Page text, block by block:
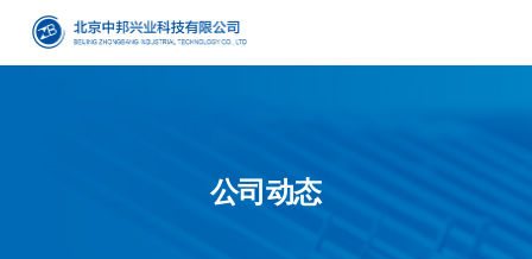
公司动态